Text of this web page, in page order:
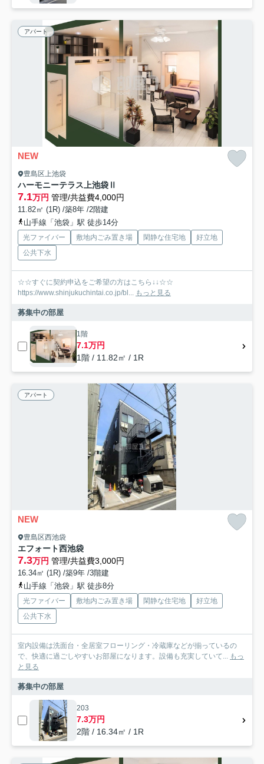
アパート
NEW
豊島区上池袋
ハーモニーテラス上池袋Ⅱ
7.1万円 管理/共益費4,000円
11.82㎡ (1R) /築8年 /2階建
山手線「池袋」駅 徒歩14分
光ファイバー 敷地内ごみ置き場 閑静な住宅地
好立地
公共下水
☆☆すぐに契約申込をご希望の方はこちら↓↓☆☆
https://www.shinjukuchintai.co.jp/bl... もっと見る
募集中の部屋
1階
7.1万円
1階 / 11.82㎡ / 1R
アパート
NEW
豊島区西池袋
エフォート西池袋
7.3万円 管理/共益費3,000円
16.34㎡ (1R) /築9年 /3階建
山手線「池袋」駅 徒歩8分
光ファイバー 敷地内ごみ置き場 閑静な住宅地
好立地
公共下水
室内設備は洗面台・全居室フローリング・冷蔵庫などが揃っているの
で、快適に過ごしやすいお部屋になります。設備も充実していて... もっ
と見る
募集中の部屋
203
7.3万円
2階 / 16.34㎡ / 1R